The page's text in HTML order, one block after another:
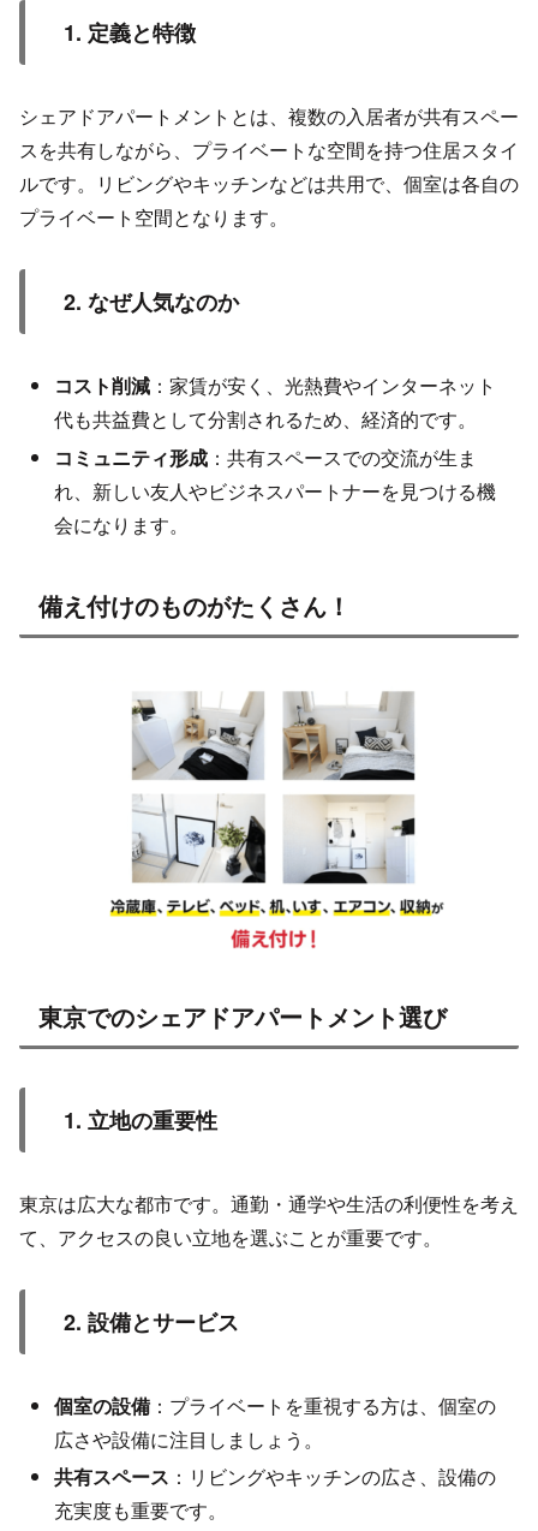
1. 定義と特徴
シェアドアパートメントとは、複数の入居者が共有スペー
スを共有しながら、プライベートな空間を持つ住居スタイ
ルです。リビングやキッチンなどは共用で、個室は各自の
プライベート空間となります。
2. なぜ人気なのか
コスト削減 ：家賃が安く、光熱費やインターネット
代も共益費として分割されるため、経済的です。
コミュニティ形成 ：共有スペースでの交流が生ま
れ、新しい友人やビジネスパートナーを見つける機
会になります。
備え付けのものがたくさん！
東京でのシェアドアパートメント選び
1. 立地の重要性
東京は広大な都市です。通勤・通学や生活の利便性を考え
て、アクセスの良い立地を選ぶことが重要です。
2. 設備とサービス
個室の設備 ：プライベートを重視する方は、個室の
広さや設備に注目しましょう。
共有スペース ：リビングやキッチンの広さ、設備の
充実度も重要です。